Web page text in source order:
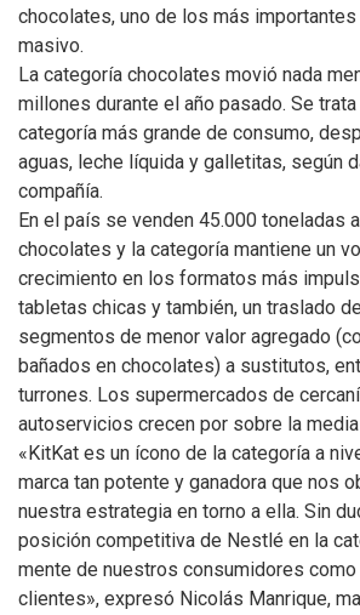
chocolates, uno de los más
masivo.
La categoría chocolates movió nada
millones durante el año pasado. Se
categoría más grande de consumo,
aguas, leche líquida y galletitas, según
compañía.
En el país se venden 45.000 toneladas
chocolates y la categoría mantiene un
crecimiento en los formatos más
tabletas chicas y también, un traslado
segmentos de menor valor agregado
bañados en chocolates) a sustitutos,
turrones. Los supermercados de
autoservicios crecen por sobre la
«KitKat es un ícono de la categoría a
marca tan potente y ganadora que nos
nuestra estrategia en torno a ella. Sin
posición competitiva de Nestlé en la
mente de nuestros consumidores
clientes», expresó Nicolás Manrique,